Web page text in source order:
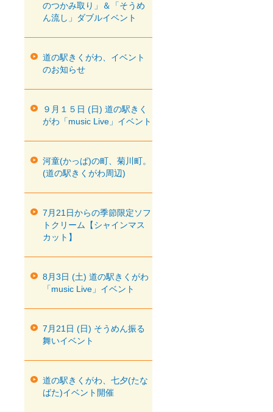
のつかみ取り」＆「そうめ
ん流し」ダブルイベント
道の駅きくがわ、イベント
のお知らせ
９月１５日 (日) 道の駅きく
がわ「music Live」イベント
河童(かっぱ)の町、菊川町。
(道の駅きくがわ周辺)
7月21日からの季節限定ソフ
トクリーム【シャインマス
カット】
8月3日 (土) 道の駅きくがわ
「music Live」イベント
7月21日 (日) そうめん振る
舞いイベント
道の駅きくがわ、七夕(たな
ばた)イベント開催